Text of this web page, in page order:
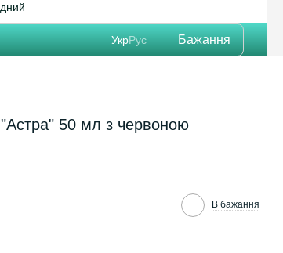
УкрРус Бажання
50 мл з червоною
В бажання